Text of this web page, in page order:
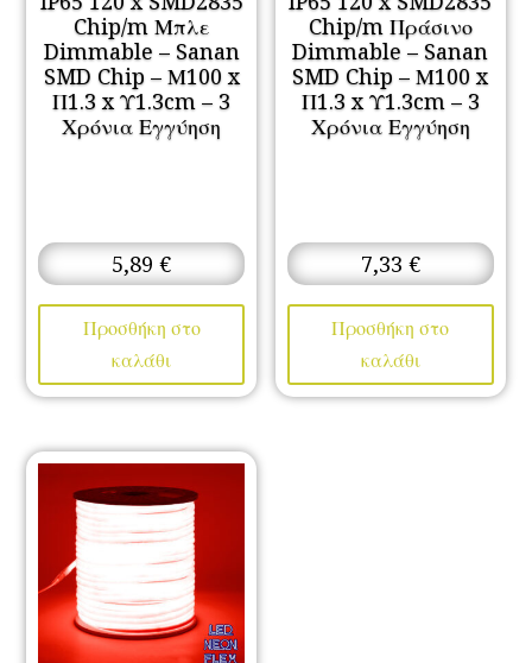
Chip/m Μπλε
Dimmable – Sanan
SMD Chip – Μ100 x
Π1.3 x Υ1.3cm – 3
Χρόνια Εγγύηση
5,89€
Προσθήκη στο
καλάθι
Chip/m Πράσινο
Dimmable – Sanan
SMD Chip – Μ100 x
Π1.3 x Υ1.3cm – 3
Χρόνια Εγγύηση
7,33 €
Προσθήκη στο
καλάθι